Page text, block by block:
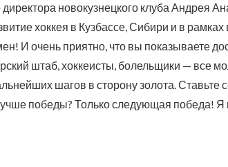
новокузнецкого клуба Андрея
хоккея в Кузбассе, Сибири и в рамках
И очень приятно, что вы показываете
штаб, хоккеисты, болельщики — все
шагов в сторону золота. Ставьте
победы? Только следующая победа!